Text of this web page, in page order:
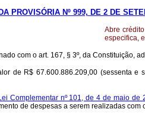
PROVISÓRIA Nº 999, DE 2 DE
Abre
especifica,
com o art. 167, § 3º, da Constituição,
de R$ 67.600.886.209,00 (sessenta
Complementar nº 101, de 4 de maio de
de despesas a serem realizadas com